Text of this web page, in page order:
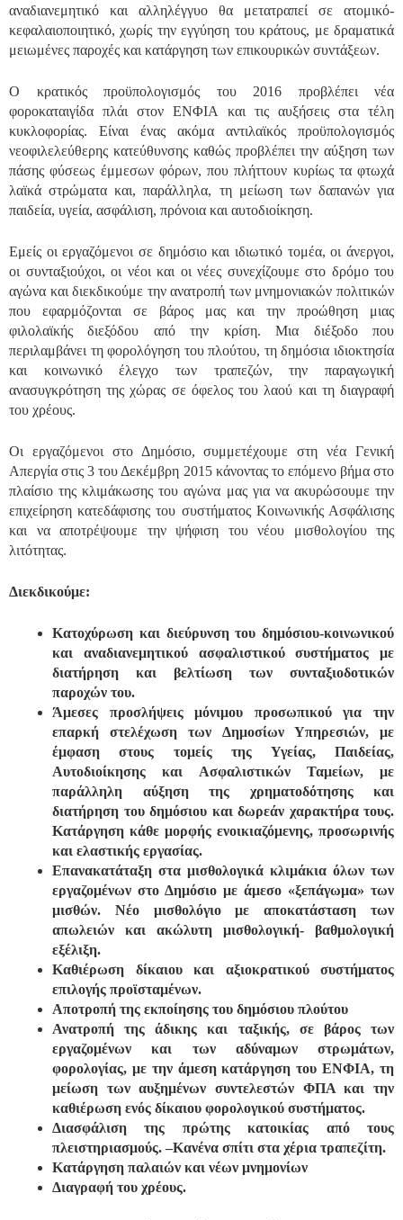
αναδιανεμητικό και αλληλέγγυο θα μετατραπεί σε ατομικό-
κεφαλαιοποιητικό, χωρίς την εγγύηση του κράτους, με δραματικά
μειωμένες παροχές και κατάργηση των επικουρικών συντάξεων.
Ο κρατικός προϋπολογισμός του 2016 προβλέπει νέα
φοροκαταιγίδα πλάι στον ΕΝΦΙΑ και τις αυξήσεις στα τέλη
κυκλοφορίας. Είναι ένας ακόμα αντιλαϊκός προϋπολογισμός
νεοφιλελεύθερης κατεύθυνσης καθώς προβλέπει την αύξηση των
πάσης φύσεως έμμεσων φόρων, που πλήττουν κυρίως τα φτωχά
λαϊκά στρώματα και, παράλληλα, τη μείωση των δαπανών για
παιδεία, υγεία, ασφάλιση, πρόνοια και αυτοδιοίκηση.
Εμείς οι εργαζόμενοι σε δημόσιο και ιδιωτικό τομέα, οι άνεργοι,
οι συνταξιούχοι, οι νέοι και οι νέες συνεχίζουμε στο δρόμο του
αγώνα και διεκδικούμε την ανατροπή των μνημονιακών πολιτικών
που εφαρμόζονται σε βάρος μας και την προώθηση μιας
φιλολαϊκής διεξόδου από την κρίση. Μια διέξοδο που
περιλαμβάνει τη φορολόγηση του πλούτου, τη δημόσια ιδιοκτησία
και κοινωνικό έλεγχο των τραπεζών, την παραγωγική
ανασυγκρότηση της χώρας σε όφελος του λαού και τη διαγραφή
του χρέους.
Οι εργαζόμενοι στο Δημόσιο, συμμετέχουμε στη νέα Γενική
Απεργία στις 3 του Δεκέμβρη 2015 κάνοντας το επόμενο βήμα στο
πλαίσιο της κλιμάκωσης του αγώνα μας για να ακυρώσουμε την
επιχείρηση κατεδάφισης του συστήματος Κοινωνικής Ασφάλισης
και να αποτρέψουμε την ψήφιση του νέου μισθολογίου της
λιτότητας.
Διεκδικούμε:
Κατοχύρωση και διεύρυνση του δημόσιου-κοινωνικού
και αναδιανεμητικού ασφαλιστικού συστήματος με
διατήρηση και βελτίωση των συνταξιοδοτικών
παροχών του.
Άμεσες προσλήψεις μόνιμου προσωπικού για την
επαρκή στελέχωση των Δημοσίων Υπηρεσιών, με
έμφαση στους τομείς της Υγείας, Παιδείας,
Αυτοδιοίκησης και Ασφαλιστικών Ταμείων, με
παράλληλη αύξηση της χρηματοδότησης και
διατήρηση του δημόσιου και δωρεάν χαρακτήρα τους.
Κατάργηση κάθε μορφής ενοικιαζόμενης, προσωρινής
και ελαστικής εργασίας.
Επανακατάταξη στα μισθολογικά κλιμάκια όλων των
εργαζομένων στο Δημόσιο με άμεσο «ξεπάγωμα» των
μισθών. Νέο μισθολόγιο με αποκατάσταση των
απωλειών και ακώλυτη μισθολογική- βαθμολογική
εξέλιξη.
Καθιέρωση δίκαιου και αξιοκρατικού συστήματος
επιλογής προϊσταμένων.
Αποτροπή της εκποίησης του δημόσιου πλούτου
Ανατροπή της άδικης και ταξικής, σε βάρος των
εργαζομένων και των αδύναμων στρωμάτων,
φορολογίας, με την άμεση κατάργηση του ΕΝΦΙΑ, τη
μείωση των αυξημένων συντελεστών ΦΠΑ και την
καθιέρωση ενός δίκαιου φορολογικού συστήματος.
Διασφάλιση της πρώτης κατοικίας από τους
πλειστηριασμούς. –Κανένα σπίτι στα χέρια τραπεζίτη.
Κατάργηση παλαιών και νέων μνημονίων
Διαγραφή του χρέους.